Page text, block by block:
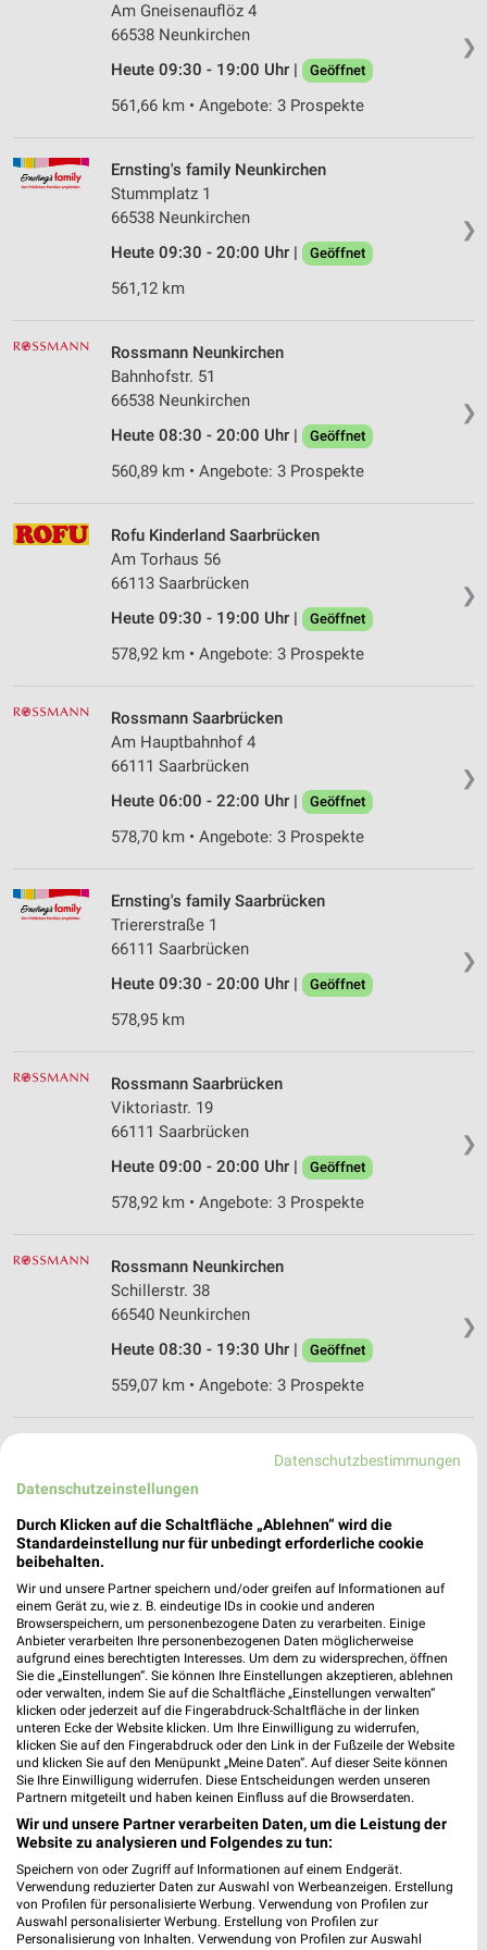
❯
Am Gneisenauflöz 4
66538 Neunkirchen
Heute 09:30 - 19:00 Uhr |
Geöffnet
561,66 km • Angebote: 3 Prospekte
❯
Ernsting's family Neunkirchen
Stummplatz 1
66538 Neunkirchen
Heute 09:30 - 20:00 Uhr |
Geöffnet
561,12 km
❯
Rossmann Neunkirchen
Bahnhofstr. 51
66538 Neunkirchen
Heute 08:30 - 20:00 Uhr |
Geöffnet
560,89 km • Angebote: 3 Prospekte
❯
Rofu Kinderland Saarbrücken
Am Torhaus 56
66113 Saarbrücken
Heute 09:30 - 19:00 Uhr |
Geöffnet
578,92 km • Angebote: 3 Prospekte
❯
Rossmann Saarbrücken
Am Hauptbahnhof 4
66111 Saarbrücken
Heute 06:00 - 22:00 Uhr |
Geöffnet
578,70 km • Angebote: 3 Prospekte
❯
Ernsting's family Saarbrücken
Triererstraße 1
66111 Saarbrücken
Heute 09:30 - 20:00 Uhr |
Geöffnet
578,95 km
❯
Rossmann Saarbrücken
Viktoriastr. 19
66111 Saarbrücken
Heute 09:00 - 20:00 Uhr |
Geöffnet
578,92 km • Angebote: 3 Prospekte
❯
Rossmann Neunkirchen
Schillerstr. 38
66540 Neunkirchen
Heute 08:30 - 19:30 Uhr |
Geöffnet
559,07 km • Angebote: 3 Prospekte
66121 Saarbrücken
Heute 09:00 - 20:00 Uhr | Geöffnet
Rossmann Neunkirchen
Untere Bliesstr. 66
66539 Neunkirchen
Heute 08:00 - 20:00 Uhr | Geöffnet
558,10 km • Angebote: 3 Prospekte
Rossmann Lebach
Poststr. 26
66822 Lebach
Heute 08:30 - 20:00 Uhr | Geöffnet
571,33 km • Angebote: 3 Prospekte
Datenschutzbestimmungen
Datenschutzeinstellungen
Durch Klicken auf die Schaltfläche „Ablehnen“ wird die
Standardeinstellung nur für unbedingt erforderliche cookie
beibehalten.
Wir und unsere Partner speichern und/oder greifen auf Informationen auf
einem Gerät zu, wie z. B. eindeutige IDs in cookie und anderen
Browserspeichern, um personenbezogene Daten zu verarbeiten. Einige
Anbieter verarbeiten Ihre personenbezogenen Daten möglicherweise
aufgrund eines berechtigten Interesses. Um dem zu widersprechen, öffnen
Sie die „Einstellungen“. Sie können Ihre Einstellungen akzeptieren, ablehnen
oder verwalten, indem Sie auf die Schaltfläche „Einstellungen verwalten“
klicken oder jederzeit auf die Fingerabdruck-Schaltfläche in der linken
unteren Ecke der Website klicken. Um Ihre Einwilligung zu widerrufen,
klicken Sie auf den Fingerabdruck oder den Link in der Fußzeile der Website
und klicken Sie auf den Menüpunkt „Meine Daten“. Auf dieser Seite können
Sie Ihre Einwilligung widerrufen. Diese Entscheidungen werden unseren
Partnern mitgeteilt und haben keinen Einfluss auf die Browserdaten.
Wir und unsere Partner verarbeiten Daten, um die Leistung der
Website zu analysieren und Folgendes zu tun:
Speichern von oder Zugriff auf Informationen auf einem Endgerät.
Verwendung reduzierter Daten zur Auswahl von Werbeanzeigen. Erstellung
von Profilen für personalisierte Werbung. Verwendung von Profilen zur
Auswahl personalisierter Werbung. Erstellung von Profilen zur
Personalisierung von Inhalten. Verwendung von Profilen zur Auswahl